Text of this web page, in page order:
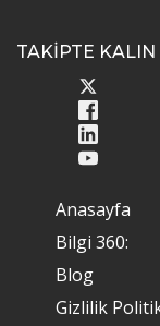
TAKİPTE KALIN
Anasayfa
Bilgi 360:
Blog
Gizlilik